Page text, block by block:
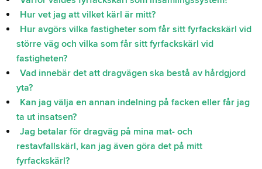
Hur vet jag att vilket kärl är mitt?
Hur avgörs vilka fastigheter som får sitt fyrfackskärl vid
större väg och vilka som får sitt fyrfackskärl vid
fastigheten?
Vad innebär det att dragvägen ska bestå av hårdgjord
yta?
Kan jag välja en annan indelning på facken eller får jag
ta ut insatsen?
Jag betalar för dragväg på mina mat- och
restavfallskärl, kan jag även göra det på mitt
fyrfackskärl?